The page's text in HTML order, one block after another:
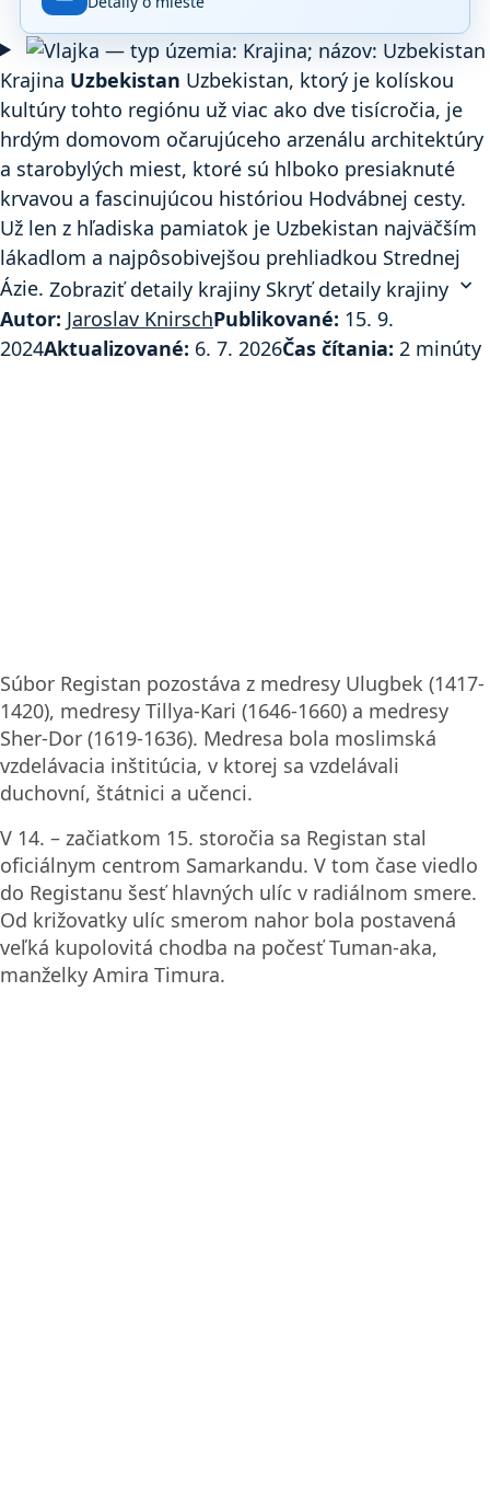
základe
14 880
hodnotení
na
Google
Maps.
Krajina Uzbekistan Uzbekistan, ktorý je kolískou
kultúry tohto regiónu už viac ako dve tisícročia, je
hrdým domovom očarujúceho arzenálu architektúry
a starobylých miest, ktoré sú hlboko presiaknuté
krvavou a fascinujúcou históriou Hodvábnej cesty.
Už len z hľadiska pamiatok je Uzbekistan najväčším
lákadlom a najpôsobivejšou prehliadkou Strednej
Ázie. Zobraziť detaily krajiny Skryť detaily krajiny expand_more
Autor: Jaroslav KnirschPublikované: 15. 9.
2024Aktualizované: 6. 7. 2026Čas čítania: 2 minúty
Súbor Registan pozostáva z medresy Ulugbek (1417-
1420), medresy Tillya-Kari (1646-1660) a medresy
Sher-Dor (1619-1636). Medresa bola moslimská
vzdelávacia inštitúcia, v ktorej sa vzdelávali
duchovní, štátnici a učenci.
V 14. – začiatkom 15. storočia sa Registan stal
oficiálnym centrom Samarkandu. V tom čase viedlo
do Registanu šesť hlavných ulíc v radiálnom smere.
Od križovatky ulíc smerom nahor bola postavená
veľká kupolovitá chodba na počesť Tuman-aka,
manželky Amira Timura.